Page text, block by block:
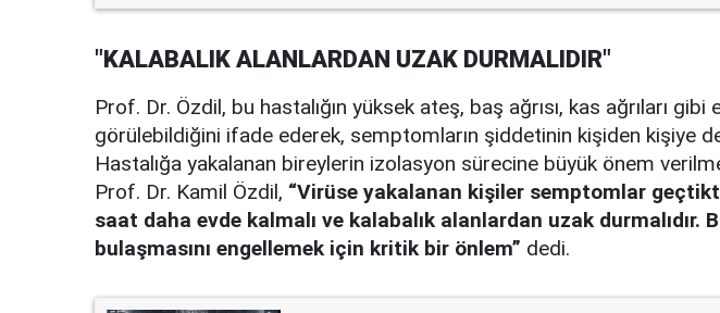
"KALABALIK ALANLARDAN UZAK DURMALIDIR"
Prof. Dr. Özdil, bu hastalığın yüksek ateş, baş ağrısı, kas ağrıları
görülebildiğini ifade ederek, semptomların şiddetinin kişiden kişiye
Hastalığa yakalanan bireylerin izolasyon sürecine büyük önem
Prof. Dr. Kamil Özdil, “Virüse yakalanan kişiler semptomlar
saat daha evde kalmalı ve kalabalık alanlardan uzak durmalıdır.
bulaşmasını engellemek için kritik bir önlem” dedi.